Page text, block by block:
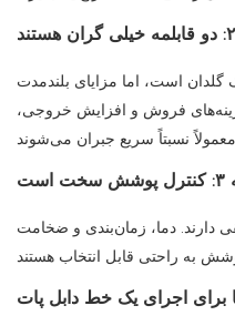
گلدان است، اما مزایای بلندمدت
فروش و افزایش خروجی،
دارند. دما، زمان‌بندی و ضخامت
برای اجرای یک خط دابل پات